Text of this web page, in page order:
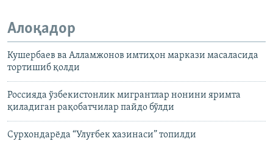
Алоқадор
Кушербаев ва Алламжонов имтиҳон маркази масаласида
тортишиб қолди
Россияда ўзбекистонлик мигрантлар нонини яримта
қиладиган рақобатчилар пайдо бўлди
Сурхондарёда “Улуғбек хазинаси” топилди